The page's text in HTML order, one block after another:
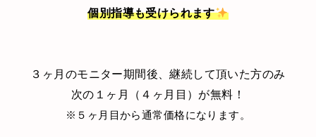
個別指導も受けられます
３ヶ月のモニター期間後、継続して頂いた方のみ
次の１ヶ月（４ヶ月目）が無料！
※５ヶ月目から通常価格になります。